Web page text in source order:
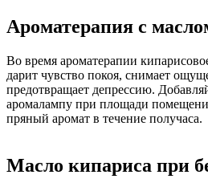
Ароматерапия с
Во время ароматерапии
дарит чувство покоя, снимает
предотвращает депрессию.
аромалампу при площади
пряный аромат в течение получаса.
Масло кипариса при